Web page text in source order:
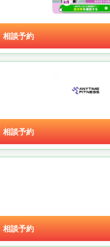
相談予約
相談予約
相談予約